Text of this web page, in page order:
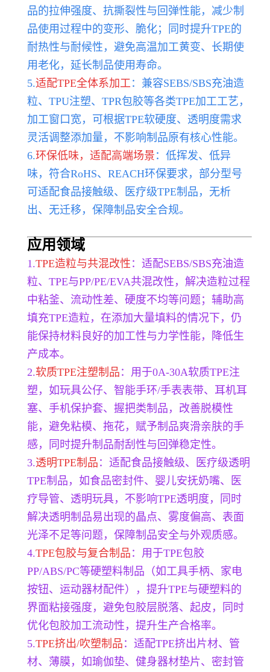
品的拉伸强度、抗撕裂性与回弹性能，减少制
品使用过程中的变形、脆化；同时提升TPE的
耐热性与耐候性，避免高温加工黄变、长期使
用老化，延长制品使用寿命。
5.适配TPE全体系加工 ：兼容SEBS/SBS充油造
粒、TPU注塑、TPR包胶等各类TPE加工工艺，
加工窗口宽，可根据TPE软硬度、透明度需求
灵活调整添加量，不影响制品原有核心性能。
6.环保低味，适配高端场景 ：低挥发、低异
味，符合RoHS、REACH环保要求，部分型号
可适配食品接触级、医疗级TPE制品，无析
出、无迁移，保障制品安全合规。
应用领域
1.TPE造粒与共混改性 ：适配SEBS/SBS充油造
粒、TPE与PP/PE/EVA共混改性，解决造粒过程
中粘釜、流动性差、硬度不均等问题；辅助高
填充TPE造粒，在添加大量填料的情况下，仍
能保持材料良好的加工性与力学性能，降低生
产成本。
2.软质TPE注塑制品 ：用于0A-30A软质TPE注
塑，如玩具公仔、智能手环/手表表带、耳机耳
塞、手机保护套、握把类制品，改善脱模性
能，避免粘模、拖花，赋予制品爽滑亲肤的手
感，同时提升制品耐刮性与回弹稳定性。
3.透明TPE制品 ：适配食品接触级、医疗级透明
TPE制品，如食品密封件、婴儿安抚奶嘴、医
疗导管、透明玩具，不影响TPE透明度，同时
解决透明制品易出现的晶点、雾度偏高、表面
光泽不足等问题，保障制品安全与外观质感。
4.TPE包胶与复合制品 ：用于TPE包胶
PP/ABS/PC等硬塑料制品（如工具手柄、家电
按钮、运动器材配件），提升TPE与硬塑料的
界面粘接强度，避免包胶层脱落、起皮，同时
优化包胶加工流动性，提升生产合格率。
5.TPE挤出/吹塑制品 ：适配TPE挤出片材、管
材、薄膜，如瑜伽垫、健身器材垫片、密封管